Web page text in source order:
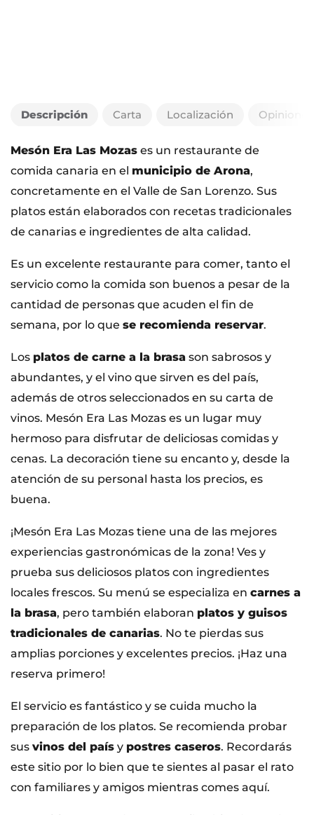
Descripción Carta Localización Opiniones
Mesón Era Las Mozas es un restaurante de
comida canaria en el municipio de Arona,
concretamente en el Valle de San Lorenzo. Sus
platos están elaborados con recetas tradicionales
de canarias e ingredientes de alta calidad.
Es un excelente restaurante para comer, tanto el
servicio como la comida son buenos a pesar de la
cantidad de personas que acuden el fin de
semana, por lo que se recomienda reservar.
Los platos de carne a la brasa son sabrosos y
abundantes, y el vino que sirven es del país,
además de otros seleccionados en su carta de
vinos. Mesón Era Las Mozas es un lugar muy
hermoso para disfrutar de deliciosas comidas y
cenas. La decoración tiene su encanto y, desde la
atención de su personal hasta los precios, es
buena.
¡Mesón Era Las Mozas tiene una de las mejores
experiencias gastronómicas de la zona! Ves y
prueba sus deliciosos platos con ingredientes
locales frescos. Su menú se especializa en carnes a
la brasa, pero también elaboran platos y guisos
tradicionales de canarias. No te pierdas sus
amplias porciones y excelentes precios. ¡Haz una
reserva primero!
El servicio es fantástico y se cuida mucho la
preparación de los platos. Se recomienda probar
sus vinos del país y postres caseros. Recordarás
este sitio por lo bien que te sientes al pasar el rato
con familiares y amigos mientras comes aquí.